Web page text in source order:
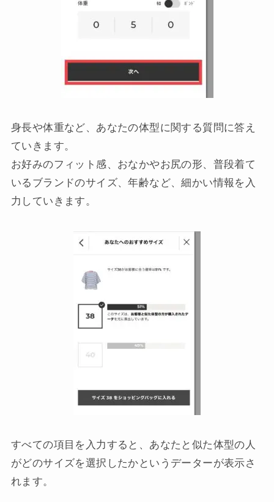
身長や体重など、あなたの体型に関する質問に答え
ていきます。
お好みのフィット感、おなかやお尻の形、普段着て
いるブランドのサイズ、年齢など、細かい情報を入
力していきます。
すべての項目を入力すると、あなたと似た体型の人
がどのサイズを選択したかというデーターが表示さ
れます。